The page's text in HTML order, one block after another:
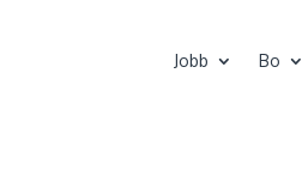
Jobb Bo